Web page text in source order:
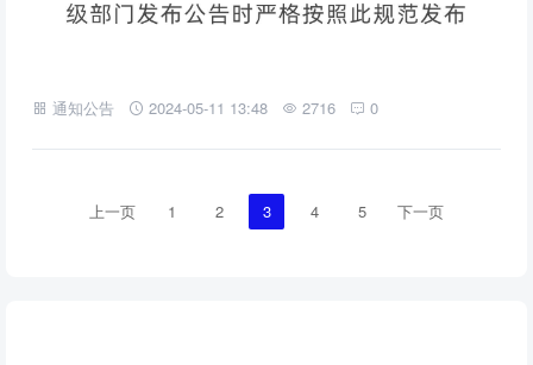
通知公告 2024-05-11 13:48 2716 0
上一页 1 2 3 4 5 下一页